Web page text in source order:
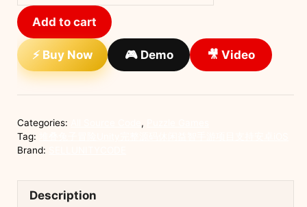
兔
子
冒
险
Unity
完
整
源
码
闲
Add to cart
⚡ Buy Now 🎮 Demo 🎥 Video
Categories: ,
Tag:
Brand:
Description